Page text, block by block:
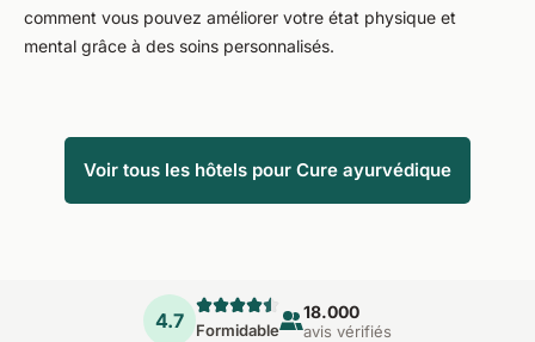
comment vous pouvez améliorer votre état physique et
mental grâce à des soins personnalisés.
Voir tous les hôtels pour Cure ayurvédique
4.7 Formidable
18.000
avis vérifiés